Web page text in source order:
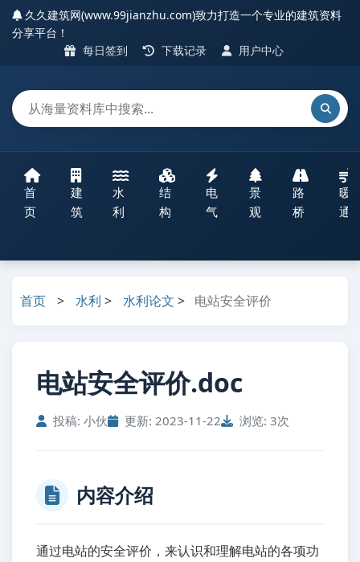
久久建筑网(www.99jianzhu.com)致力打造一个专业的建筑资料
分享平台！
每日签到
下载记录 用户中心
首
页
建
筑
水
利
结
构
电
气
景
观
路
桥
暖
通
首页 > 水利 > 水利论文 > 电站安全评价
电站安全评价.doc
投稿: 小伙 更新: 2023-11-22 浏览: 3次
内容介绍
通过电站的安全评价，来认识和理解电站的各项功